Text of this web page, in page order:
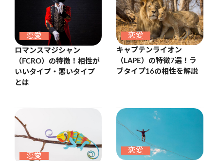
恋愛
ロマンスマジシャン
（FCRO）の特徴！相性が
いいタイプ・悪いタイプ
とは
恋愛
キャプテンライオン
（LAPE）の特徴7選！ラ
ブタイプ16の相性を解説
恋愛
恋愛